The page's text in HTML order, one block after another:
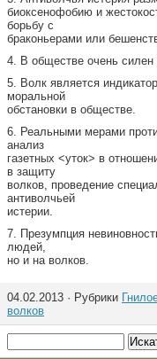
биоксенофобию и
борьбу с
браконьерами или
4. В обществе очень силен
5. Волк является
моральной
обстановки в обществе.
6. Реальными мерами
анализ
газетных <уток> в
в защиту
волков, проведение
антиволчьей
истерии.
7. Презумпция
людей,
но и на волков.
04.02.2013 · Рубрики
волков